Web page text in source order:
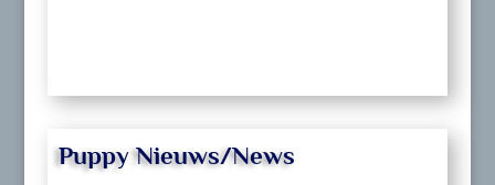
Puppy Nieuws/News